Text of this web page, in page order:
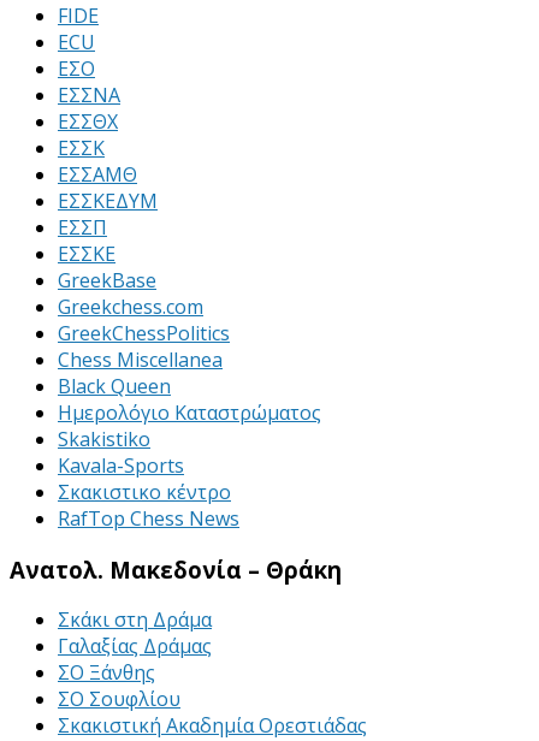
FIDE
ECU
ΕΣΟ
ΕΣΣΝΑ
ΕΣΣΘΧ
ΕΣΣΚ
ΕΣΣΑΜΘ
ΕΣΣΚΕΔΥΜ
ΕΣΣΠ
ΕΣΣΚΕ
GreekBase
Greekchess.com
GreekChessPolitics
Chess Miscellanea
Black Queen
Ημερολόγιο Καταστρώματος
Skakistiko
Kavala-Sports
Σκακιστικο κέντρο
RafTop Chess News
Ανατολ. Μακεδονία – Θράκη
Σκάκι στη Δράμα
Γαλαξίας Δράμας
ΣΟ Ξάνθης
ΣΟ Σουφλίου
Σκακιστική Ακαδημία Ορεστιάδας